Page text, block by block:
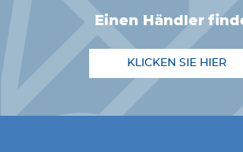
einen Händler
KLICKEN SIE HIER